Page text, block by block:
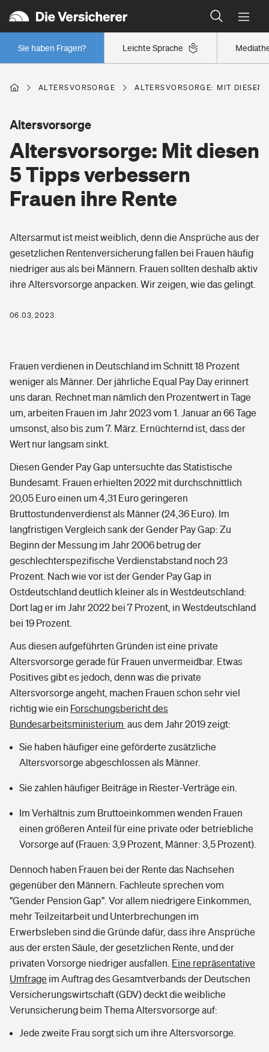
Leichte Sprache
Sie haben Fragen?
Wer versichert was: Jetzt Versicherer finden
Auto
Autoschutzbrief
Verkehrsrechtsschutz
Tools
Wer versichert was: Jetzt Versicherer finden
Berufsunfähigkeitsversicherung
Erwerbsunfähigkeitsversicherung
Arbeitsrechtsschutz
Berufshaftpflichtversicherung
Zur Übersicht
Rentenrechner: Wie viel Geld bekomme ich im Alter?
Wer versichert was: Jetzt Versicherer finden
Wohnen
Wohngebäudeversicherung
Hausratversicherung
Elementarversicherung
Glasversicherung
Vermieterrrechtsschutz
Mietkautionsversicherung
Zur Übersicht
Tools
Hochwasser-Check: Wie gefährdet ist Ihr Haus?
Pri­vate Haft­pflicht­
Rechts­schutz­ver­si­che­rung
Fahrradversicherung
Kinderunfall­ver­si­che­rung
Kinderinvalidität
Reiseversicherung
Hundehalter-Haftpflicht
Pferdehalter-Haftpflicht
Handyversicherung
Private Cyberversicherung
Tools
Kinderunfall-Check: Mehr Sicherheit für deine Kids
Typklassen: So ist Ihr Auto eingestuft
Gesundheit
Dread-Disease-Versicherung
Tierkrankenversicherung
Zur Übersicht
Tools
Wer versichert was: Jetzt Versicherer finden
Sie haben Fragen?
Rentenrechner: Wie viel Geld bekomme ich im Alter?
ALTERSVORSORGE ALTERS­VOR­SORGE: MIT DIESEN
Alters­vor­sorge: Mit diesen
5 Tipps verbessern
Frauen ihre Rente
Altersvorsorge
Altersarmut ist meist weiblich, denn die Ansprüche aus der
gesetzlichen Rentenversicherung fallen bei Frauen häufig
niedriger aus als bei Männern. Frauen sollten deshalb aktiv
ihre Altersvorsorge anpacken. Wir zeigen, wie das gelingt.
06.03.2023
Frauen verdienen in Deutschland im Schnitt 18 Prozent
weniger als Männer. Der jährliche Equal Pay Day erinnert
uns daran. Rechnet man nämlich den Prozentwert in Tage
um, arbeiten Frauen im Jahr 2023 vom 1. Januar an 66 Tage
umsonst, also bis zum 7. März. Ernüchternd ist, dass der
Wert nur langsam sinkt.
Diesen Gender Pay Gap untersuchte das Statistische
Bundesamt. Frauen erhielten 2022 mit durchschnittlich
20,05 Euro einen um 4,31 Euro geringeren
Bruttostundenverdienst als Männer (24,36 Euro). Im
langfristigen Vergleich sank der Gender Pay Gap: Zu
Beginn der Messung im Jahr 2006 betrug der
geschlechterspezifische Verdienstabstand noch 23
Prozent. Nach wie vor ist der Gender Pay Gap in
Ostdeutschland deutlich kleiner als in Westdeutschland:
Dort lag er im Jahr 2022 bei 7 Prozent, in Westdeutschland
bei 19 Prozent.
Aus diesen aufgeführten Gründen ist eine private
Altersvorsorge gerade für Frauen unvermeidbar. Etwas
Positives gibt es jedoch, denn was die private
Altersvorsorge angeht, machen Frauen schon sehr viel
richtig wie ein Forschungsbericht des
Bundesarbeitsministerium aus dem Jahr 2019 zeigt:
Sie haben häufiger eine geförderte zusätzliche
Altersvorsorge abgeschlossen als Männer.
Sie zahlen häufiger Beiträge in Riester-Verträge ein.
Im Verhältnis zum Bruttoeinkommen wenden Frauen
einen größeren Anteil für eine private oder betriebliche
Vorsorge auf (Frauen: 3,9 Prozent, Männer: 3,5 Prozent).
Dennoch haben Frauen bei der Rente das Nachsehen
gegenüber den Männern. Fachleute sprechen vom
"Gender Pension Gap". Vor allem niedrigere Einkommen,
mehr Teilzeitarbeit und Unterbrechungen im
Erwerbsleben sind die Gründe dafür, dass ihre Ansprüche
aus der ersten Säule, der gesetzlichen Rente, und der
privaten Vorsorge niedriger ausfallen. Eine repräsentative
Umfrage im Auftrag des Gesamtverbands der Deutschen
Versicherungswirtschaft (GDV) deckt die weibliche
Verunsicherung beim Thema Altersvorsorge auf:
Jede zweite Frau sorgt sich um ihre Altersvorsorge.